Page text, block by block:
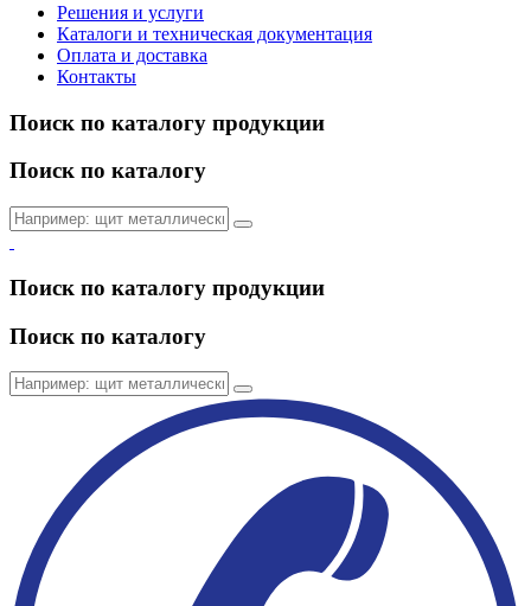
Решения и услуги
Каталоги и техническая документация
Оплата и доставка
Контакты
Поиск по каталогу продукции
Поиск по каталогу
Поиск по каталогу продукции
Поиск по каталогу